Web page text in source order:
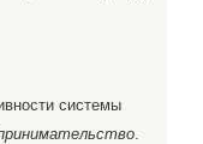
системы